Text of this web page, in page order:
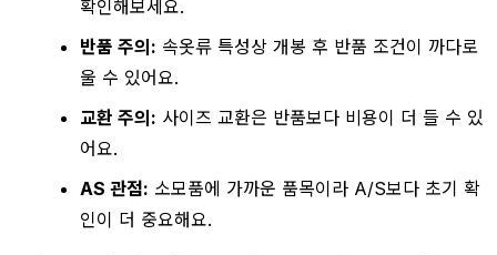
확인해보세요.
반품 주의: 속옷류 특성상 개봉 후 반품 조건이 까다로
울 수 있어요.
교환 주의: 사이즈 교환은 반품보다 비용이 더 들 수 있
어요.
AS 관점: 소모품에 가까운 품목이라 A/S보다 초기 확
인이 더 중요해요.